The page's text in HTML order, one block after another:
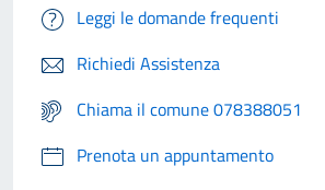
Leggi le domande frequenti
Richiedi Assistenza
Chiama il comune 078388051
Prenota un appuntamento